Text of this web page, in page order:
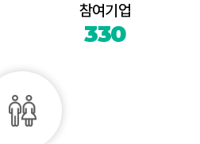
참여기업
330